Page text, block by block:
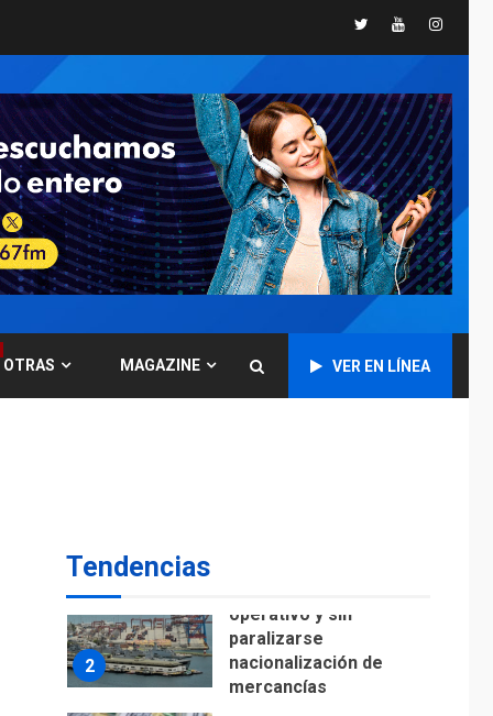
TwitterYoutube
OTRAS MAGAZINE VER EN LÍNEA
Tendencias
5
controles fronterizos
a Italia
6
INTERNACIONALES
TITULARES
ÚLTIMA HORA
Arabia Saudita,
Turquía y Pakistán
firman pacto de
defensa
LATINOAMÉRICA Y CARIBE
TITULARES
ÚLTIMA HORA
De la Espriella jura
Colombia
2
operativo y sin
paralizarse
nacionalización de
mercancías